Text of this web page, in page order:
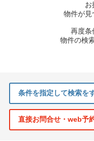
お
物件が見
再度条
物件の検
条件を指定して検索を
直接お問合せ・web予